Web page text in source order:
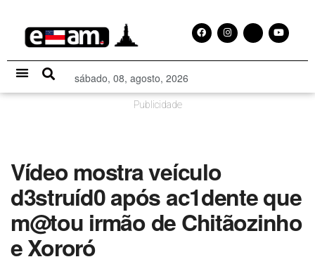
sábado, 08, agosto, 2026
Publicidade
Vídeo mostra veículo
d3struíd0 após ac1dente que
m@tou irmão de Chitãozinho
e Xororó